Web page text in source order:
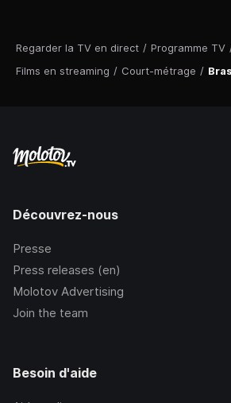
Regarder la TV en direct / Programme TV
Films en streaming / Court-métrage /
Découvrez-nous
Presse
Press releases (en)
Molotov Advertising
Join the team
Besoin d'aide